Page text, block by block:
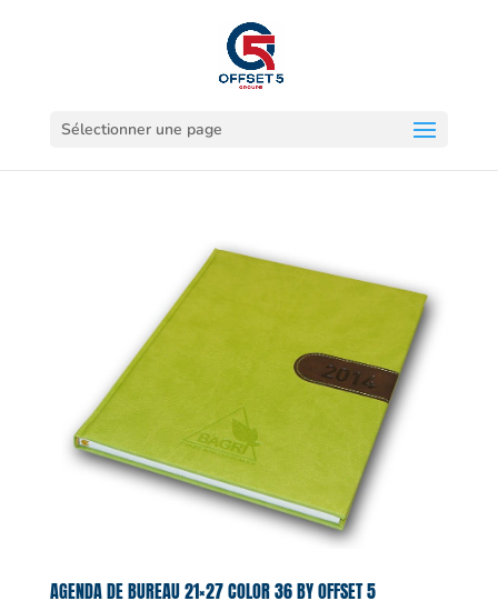
Sélectionner une page
AGENDA DE BUREAU 21×27 COLOR 36 BY OFFSET 5